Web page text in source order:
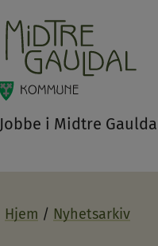
Jobbe i Midtre
Hjem Nyhetsarkiv